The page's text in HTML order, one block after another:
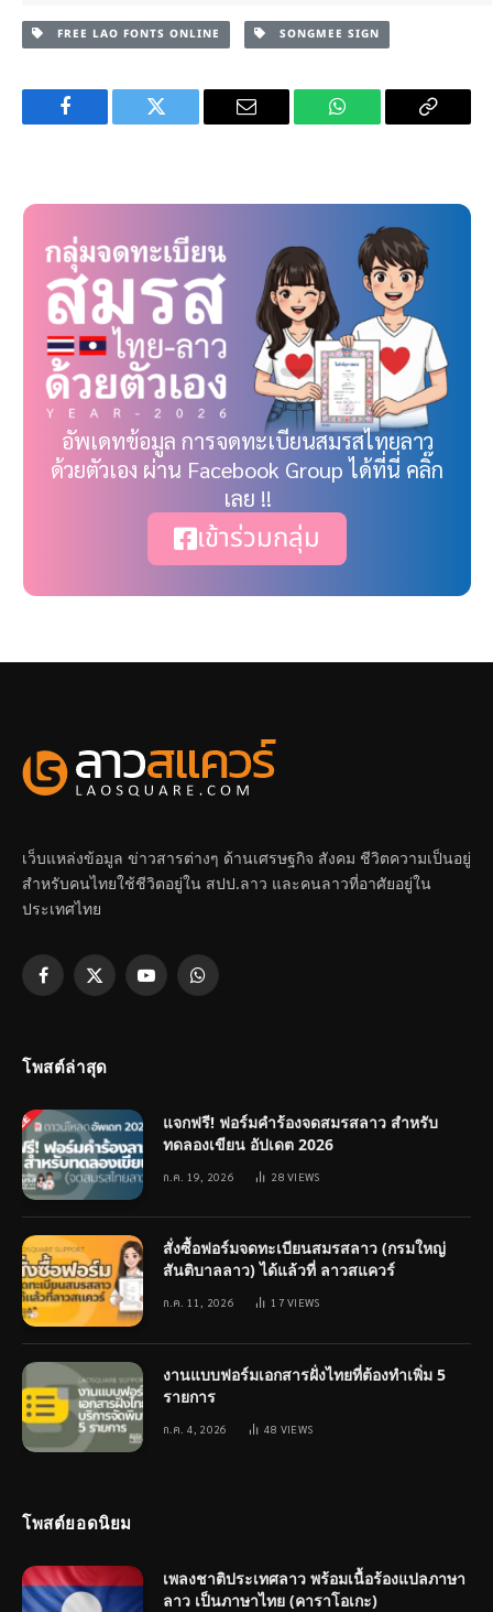
FREE LAO FONTS ONLINE SONGMEE SIGN
Facebook Twitter Email WhatsApp Copy
อัพเดทข้อมูล การจดทะเบียนสมรสไทยลาว
ด้วยตัวเอง ผ่าน Facebook Group ได้ที่นี่ คลิ๊ก
เลย !!
เข้าร่วมกลุ่ม
เว็บแหล่งข้อมูล ข่าวสารต่างๆ ด้านเศรษฐกิจ สังคม ชีวิตความเป็นอยู่
สำหรับคนไทยใช้ชีวิตอยู่ใน สปป.ลาว และคนลาวที่อาศัยอยู่ใน
ประเทศไทย
Facebook
X
YouTubeWhatsApp
โพสต์ล่าสุด
แจกฟรี! ฟอร์มคำร้องจดสมรสลาว สำหรับ
ทดลองเขียน อัปเดต 2026
ก.ค. 19, 2026 28VIEWS
สั่งซื้อฟอร์มจดทะเบียนสมรสลาว (กรมใหญ่
สันติบาลลาว) ได้แล้วที่ ลาวสแควร์
ก.ค. 11, 2026 17VIEWS
งานแบบฟอร์มเอกสารฝั่งไทยที่ต้องทำเพิ่ม 5
รายการ
ก.ค. 4, 2026 48 VIEWS
โพสต์ยอดนิยม
เพลงชาติประเทศลาว พร้อมเนื้อร้องแปลภาษา
ลาว เป็นภาษาไทย (คาราโอเกะ)